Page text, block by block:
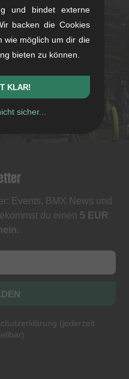
70178 Stuttgart
& 14-18
16
Events, BMX News und
du einen 5 EUR
.
(jederzeit
)
und bindet externe
backen die Cookies
wie möglich um dir die
bieten zu können.
KLAR!
sicher...